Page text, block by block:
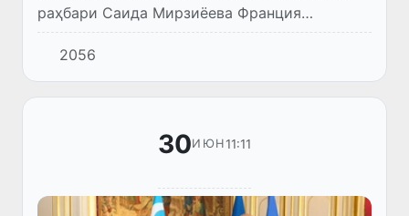
раҳбари Саида Мирзиёева Франция
Президенти Эммануэль Макрон билан
учрашди ва унга эътибор ва илиқ қабул учун
миннатдорлик билдирди.
2056
30ИЮН11:11